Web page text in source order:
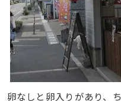
卵なしと卵入りがあり、